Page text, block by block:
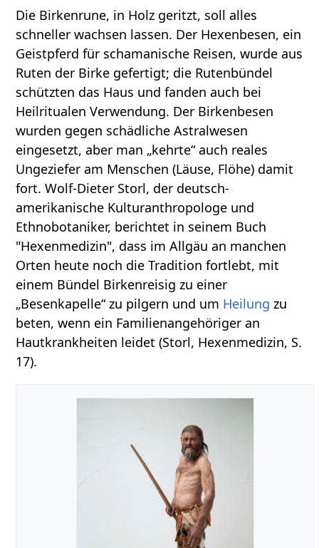
Die Birkenrune, in Holz geritzt, soll alles
schneller wachsen lassen. Der Hexenbesen, ein
Geistpferd für schamanische Reisen, wurde aus
Ruten der Birke gefertigt; die Rutenbündel
schützten das Haus und fanden auch bei
Heilritualen Verwendung. Der Birkenbesen
wurden gegen schädliche Astralwesen
eingesetzt, aber man „kehrte“ auch reales
Ungeziefer am Menschen (Läuse, Flöhe) damit
fort. Wolf-Dieter Storl, der deutsch-
amerikanische Kulturanthropologe und
Ethnobotaniker, berichtet in seinem Buch
"Hexenmedizin", dass im Allgäu an manchen
Orten heute noch die Tradition fortlebt, mit
einem Bündel Birkenreisig zu einer
„Besenkapelle“ zu pilgern und um Heilung zu
beten, wenn ein Familienangehöriger an
Hautkrankheiten leidet (Storl, Hexenmedizin, S.
17).